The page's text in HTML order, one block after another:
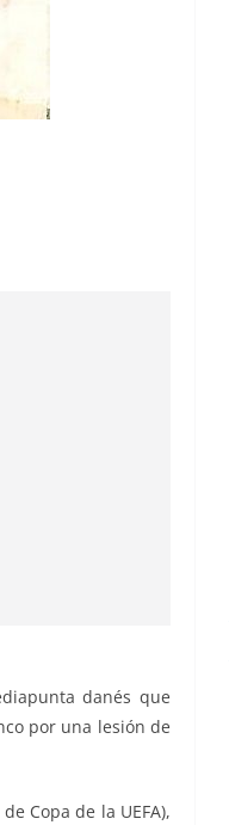
danés que
por una lesión de
Copa de la UEFA),